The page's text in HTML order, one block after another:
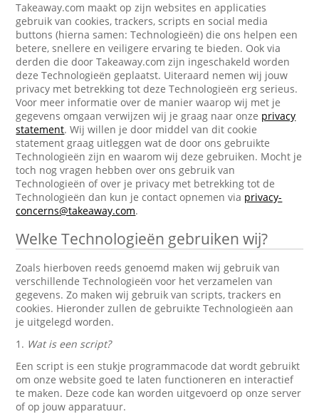
Takeaway.com maakt op zijn websites en applicaties
gebruik van cookies, trackers, scripts en social media
buttons (hierna samen: Technologieën) die ons helpen een
betere, snellere en veiligere ervaring te bieden. Ook via
derden die door Takeaway.com zijn ingeschakeld worden
deze Technologieën geplaatst. Uiteraard nemen wij jouw
privacy met betrekking tot deze Technologieën erg serieus.
Voor meer informatie over de manier waarop wij met je
gegevens omgaan verwijzen wij je graag naar onze privacy
statement. Wij willen je door middel van dit cookie
statement graag uitleggen wat de door ons gebruikte
Technologieën zijn en waarom wij deze gebruiken. Mocht je
toch nog vragen hebben over ons gebruik van
Technologieën of over je privacy met betrekking tot de
Technologieën dan kun je contact opnemen via privacy-
concerns@takeaway.com.
Welke Technologieën gebruiken wij?
Zoals hierboven reeds genoemd maken wij gebruik van
verschillende Technologieën voor het verzamelen van
gegevens. Zo maken wij gebruik van scripts, trackers en
cookies. Hieronder zullen de gebruikte Technologieën aan
je uitgelegd worden.
1. Wat is een script?
Een script is een stukje programmacode dat wordt gebruikt
om onze website goed te laten functioneren en interactief
te maken. Deze code kan worden uitgevoerd op onze server
of op jouw apparatuur.